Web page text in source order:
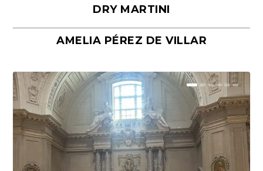
Málaga, verso en azul, de Rafael
Porras y Salvador...
«La cocina hebrea. Alimentación
del pueblo judío e...
DRY MARTINI
AMELIA PÉREZ DE VILLAR